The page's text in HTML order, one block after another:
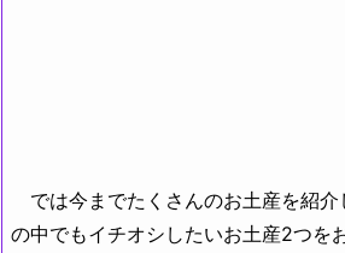
では今までたくさんのお土産を紹介
の中でもイチオシしたいお土産2つを